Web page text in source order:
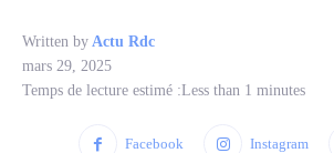
Written by Actu Rdc
mars 29, 2025
Temps de lecture estimé :Less than 1 minutes
Facebook Instagram